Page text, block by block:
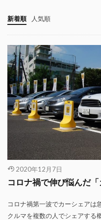
新着順 人気順
2020年12月7日
コロナ禍で伸び悩んだ
コロナ禍第一波でカーシェアは
クルマを複数の人でシェアする